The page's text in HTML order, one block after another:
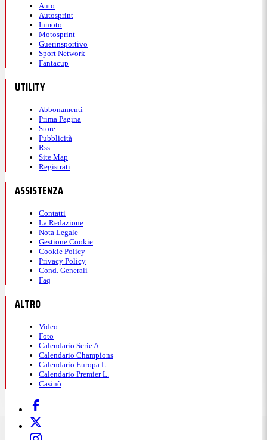
Auto
Autosprint
Inmoto
Motosprint
Guerinsportivo
Sport Network
Fantacup
UTILITY
Abbonamenti
Prima Pagina
Store
Pubblicità
Rss
Site Map
Registrati
ASSISTENZA
Contatti
La Redazione
Nota Legale
Gestione Cookie
Cookie Policy
Privacy Policy
Cond. Generali
Faq
ALTRO
Video
Foto
Calendario Serie A
Calendario Champions
Calendario Europa L.
Calendario Premier L.
Casinò